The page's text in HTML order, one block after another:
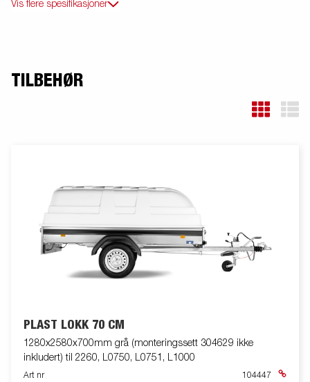
Vis flere spesifikasjoner
TILBEHØR
PLAST LOKK 70 CM
1280x2580x700mm grå (monteringssett 304629 ikke
inkludert) til 2260, L0750, L0751, L1000
Art nr 104447